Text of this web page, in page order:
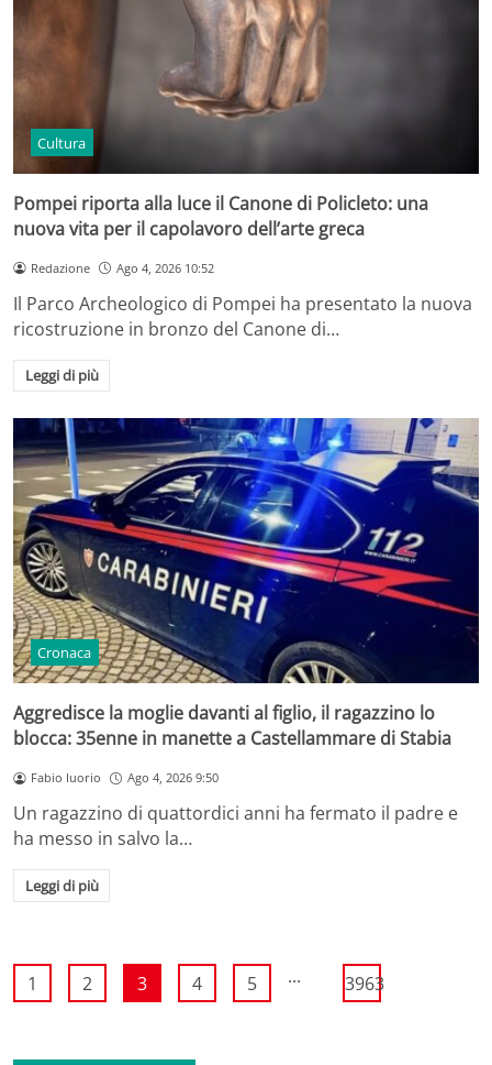
Cultura
Pompei riporta alla luce il Canone di Policleto: una
nuova vita per il capolavoro dell’arte greca
Redazione Ago 4, 2026 10:52
Il Parco Archeologico di Pompei ha presentato la nuova
ricostruzione in bronzo del Canone di…
Leggi di più
Cronaca
Aggredisce la moglie davanti al figlio, il ragazzino lo
blocca: 35enne in manette a Castellammare di Stabia
Fabio Iuorio Ago 4, 2026 9:50
Un ragazzino di quattordici anni ha fermato il padre e
ha messo in salvo la…
Leggi di più
1 2 3 4 5 ... 3963